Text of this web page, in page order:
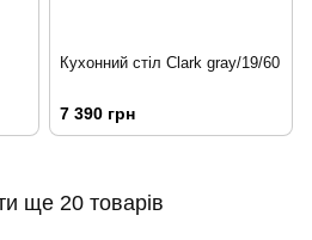
Кухонний стіл Clark gray/19/60
7 390 грн
ще 20 товарів